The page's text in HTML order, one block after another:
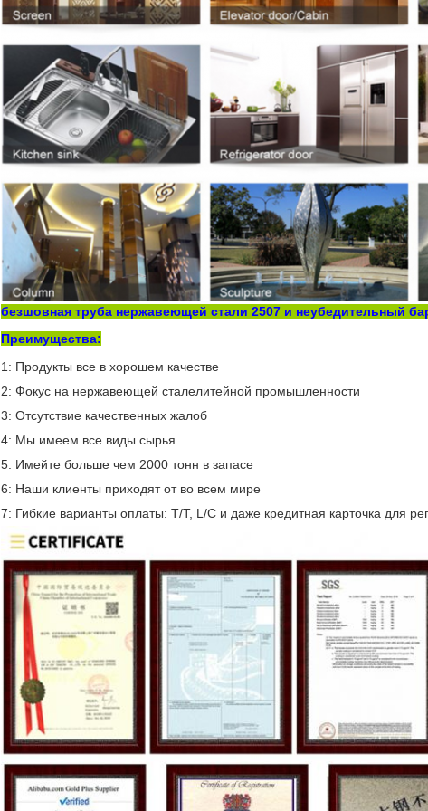
безшовная труба нержавеющей стали 2507 и неубедительный
Преимущества:
1: Продукты все в хорошем качестве
2: Фокус на нержавеющей сталелитейной промышленности
3: Отсутствие качественных жалоб
4: Мы имеем все виды сырья
5: Имейте больше чем 2000 тонн в запасе
6: Наши клиенты приходят от во всем мире
7: Гибкие варианты оплаты: T/T, L/C и даже кредитная карточка для